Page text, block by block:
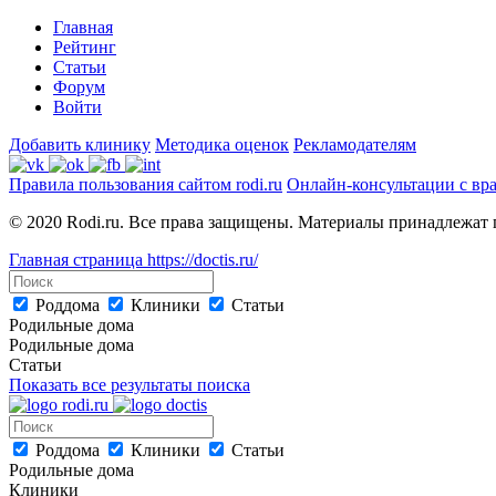
Главная
Рейтинг
Статьи
Форум
Войти
Добавить клинику Методика оценок Рекламодателям
Правила пользования сайтом rodi.ru Онлайн-консультации с
© 2020 Rodi.ru. Все права защищены. Материалы принадлежат
Главная страница https://doctis.ru/
Роддома Клиники
Статьи
Родильные дома
Родильные дома
Статьи
Показать все результаты поиска
Роддома Клиники
Статьи
Родильные дома
Клиники